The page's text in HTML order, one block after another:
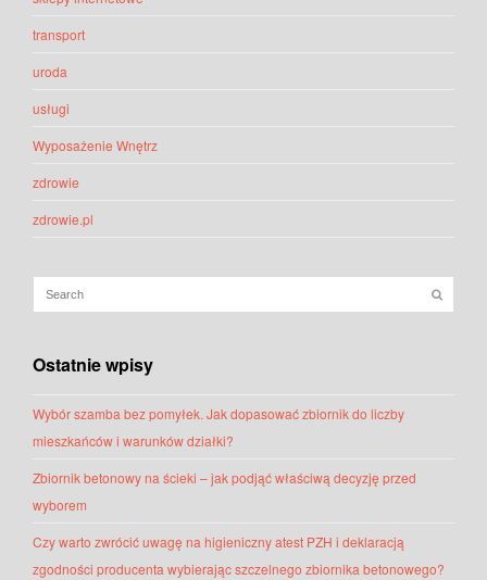
transport
uroda
usługi
Wyposażenie Wnętrz
zdrowie
zdrowie.pl
Ostatnie wpisy
Wybór szamba bez pomyłek. Jak dopasować zbiornik do liczby
mieszkańców i warunków działki?
Zbiornik betonowy na ścieki – jak podjąć właściwą decyzję przed
wyborem
Czy warto zwrócić uwagę na higieniczny atest PZH i deklaracją
zgodności producenta wybierając szczelnego zbiornika betonowego?